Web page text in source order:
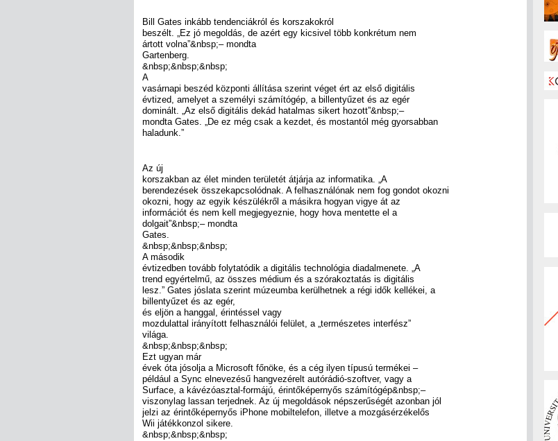
Bill Gates inkább tendenciákról és korszakokról
beszélt. „Ez jó megoldás, de azért egy kicsivel több konkrétum nem
ártott volna”&nbsp;– mondta
Gartenberg.
&nbsp;&nbsp;&nbsp;
A
vasárnapi beszéd központi állítása szerint véget ért az első digitális
évtized, amelyet a személyi számítógép, a billentyűzet és az egér
dominált. „Az első digitális dekád hatalmas sikert hozott”&nbsp;–
mondta Gates. „De ez még csak a kezdet, és mostantól még gyorsabban
haladunk.”
Az új
korszakban az élet minden területét átjárja az informatika. „A
berendezések összekapcsolódnak. A felhasználónak nem fog gondot okozni
okozni, hogy az egyik készülékről a másikra hogyan vigye át az
információt és nem kell megjegyeznie, hogy hova mentette el a
dolgait”&nbsp;– mondta
Gates.
&nbsp;&nbsp;&nbsp;
A második
évtizedben tovább folytatódik a digitális technológia diadalmenete. „A
trend egyértelmű, az összes médium és a szórakoztatás is digitális
lesz.” Gates jóslata szerint múzeumba kerülhetnek a régi idők kellékei, a
billentyűzet és az egér,
és eljön a hanggal, érintéssel vagy
mozdulattal irányított felhasználói felület, a „természetes interfész”
világa.
&nbsp;&nbsp;&nbsp;
Ezt ugyan már
évek óta jósolja a Microsoft főnöke, és a cég ilyen típusú termékei –
például a Sync elnevezésű hangvezérelt autórádió-szoftver, vagy a
Surface, a kávézóasztal-formájú, érintőképernyős számítógép&nbsp;–
viszonylag lassan terjednek. Az új megoldások népszerűségét azonban jól
jelzi az érintőképernyős iPhone mobiltelefon, illetve a mozgásérzékelős
Wii játékkonzol sikere.
&nbsp;&nbsp;&nbsp;